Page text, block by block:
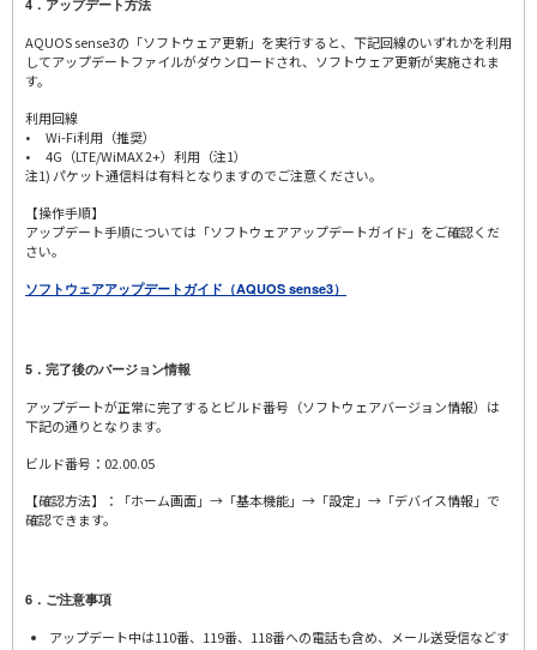
4．アップデート方法
AQUOS sense3の「ソフトウェア更新」を実行すると、下記回線のいずれかを利用
してアップデートファイルがダウンロードされ、ソフトウェア更新が実施されま
す。
利用回線
• Wi-Fi利用（推奨）
• 4G（LTE/WiMAX 2+）利用（注1）
注1) パケット通信料は有料となりますのでご注意ください。
【操作手順】
アップデート手順については「ソフトウェアアップデートガイド」をご確認くだ
さい。
ソフトウェアアップデートガイド（AQUOS sense3）
5．完了後のバージョン情報
アップデートが正常に完了するとビルド番号（ソフトウェアバージョン情報）は
下記の通りとなります。
ビルド番号：02.00.05
【確認方法】：「ホーム画面」→「基本機能」→「設定」→「デバイス情報」で
確認できます。
6．ご注意事項
アップデート中は110番、119番、118番への電話も含め、メール送受信などす